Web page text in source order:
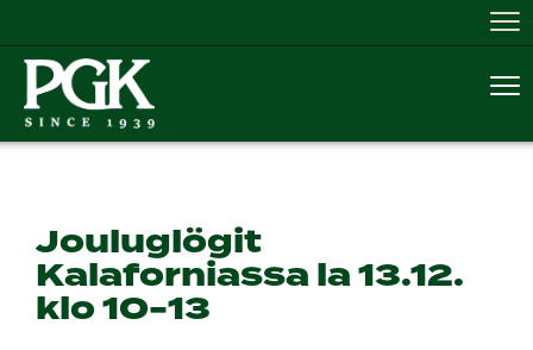
Jouluglögit
Kalaforniassa la 13.12.
klo 10-13